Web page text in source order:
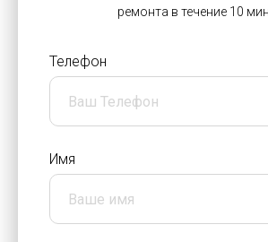
ремонта в течение 10
Телефон
Имя